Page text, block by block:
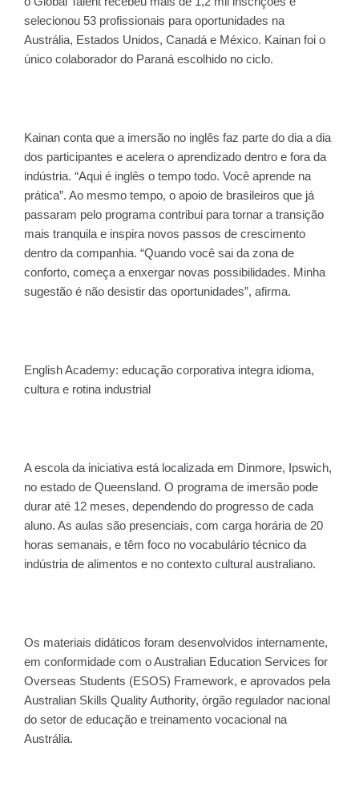
selecionou 53 profissionais para oportunidades na
Austrália, Estados Unidos, Canadá e México. Kainan foi o
único colaborador do Paraná escolhido no ciclo.
Kainan conta que a imersão no inglês faz parte do dia a dia
dos participantes e acelera o aprendizado dentro e fora da
indústria. “Aqui é inglês o tempo todo. Você aprende na
prática”. Ao mesmo tempo, o apoio de brasileiros que já
passaram pelo programa contribui para tornar a transição
mais tranquila e inspira novos passos de crescimento
dentro da companhia. “Quando você sai da zona de
conforto, começa a enxergar novas possibilidades. Minha
sugestão é não desistir das oportunidades”, afirma.
English Academy: educação corporativa integra idioma,
cultura e rotina industrial
A escola da iniciativa está localizada em Dinmore, Ipswich,
no estado de Queensland. O programa de imersão pode
durar até 12 meses, dependendo do progresso de cada
aluno. As aulas são presenciais, com carga horária de 20
horas semanais, e têm foco no vocabulário técnico da
indústria de alimentos e no contexto cultural australiano.
Os materiais didáticos foram desenvolvidos internamente,
em conformidade com o Australian Education Services for
Overseas Students (ESOS) Framework, e aprovados pela
Australian Skills Quality Authority, órgão regulador nacional
do setor de educação e treinamento vocacional na
Austrália.